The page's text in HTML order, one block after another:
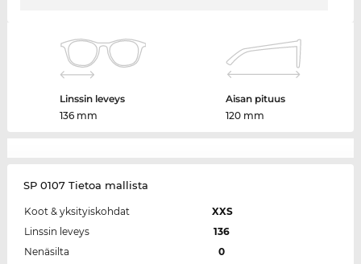
Linssin leveys
136 mm
Aisan pituus
120 mm
SP 0107 Tietoa mallista
Koot & yksityiskohdat
XXS
Linssin leveys
136
Nenäsilta
0